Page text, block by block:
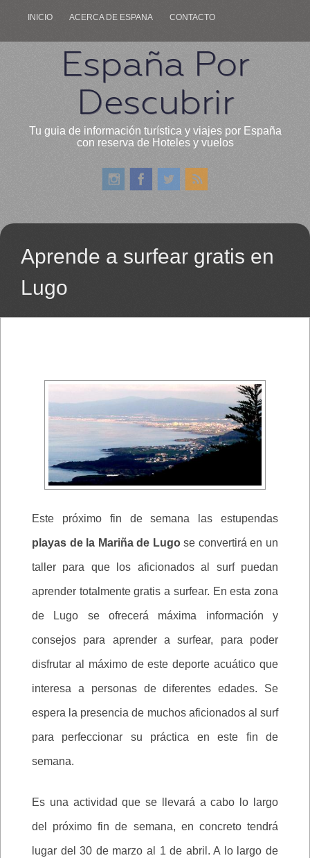
INICIO ACERCA DE ESPANA CONTACTO
España Por
Descubrir
Tu guia de información turística y viajes por España
con reserva de Hoteles y vuelos
Aprende a surfear gratis en
Lugo
Este próximo fin de semana las estupendas
playas de la Mariña de Lugo se convertirá en un
taller para que los aficionados al surf puedan
aprender totalmente gratis a surfear. En esta zona
de Lugo se ofrecerá máxima información y
consejos para aprender a surfear, para poder
disfrutar al máximo de este deporte acuático que
interesa a personas de diferentes edades. Se
espera la presencia de muchos aficionados al surf
para perfeccionar su práctica en este fin de
semana.
Es una actividad que se llevará a cabo lo largo
del próximo fin de semana, en concreto tendrá
lugar del 30 de marzo al 1 de abril. A lo largo de